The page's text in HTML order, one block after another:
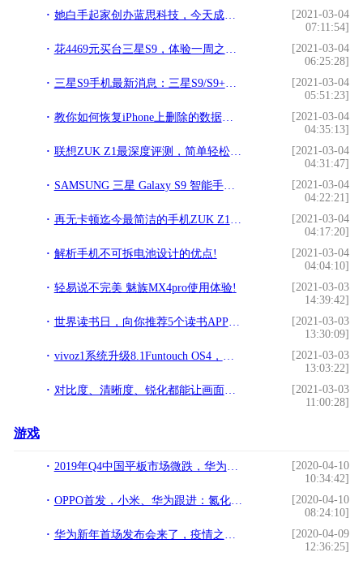
她白手起家创办蓝思科技，今天成为手机玻璃女王!
[2021-03-04
07:11:54]
花4469元买台三星S9，体验一周之后说说真实感受！!
[2021-03-04
06:25:28]
三星S9手机最新消息：三星S9/S9+上市时间曝光将于2月26日发布!
[2021-03-04
05:51:23]
教你如何恢复iPhone上删除的数据及iCloud和iTunes备份!
[2021-03-04
04:35:13]
联想ZUK Z1最深度评测，简单轻松自在！!
[2021-03-04
04:31:47]
SAMSUNG 三星 Galaxy S9 智能手机 图集 [Soomal]!
[2021-03-04
04:22:21]
再无卡顿迄今最简洁的手机ZUK Z1独家首发试用!
[2021-03-04
04:17:20]
解析手机不可拆电池设计的优点!
[2021-03-04
04:04:10]
轻易说不完美 魅族MX4pro使用体验!
[2021-03-03
14:39:42]
世界读书日，向你推荐5个读书APP和5本书!
[2021-03-03
13:30:09]
vivoz1系统升级8.1Funtouch OS4，更新方法超级简单!
[2021-03-03
13:03:22]
对比度、清晰度、锐化都能让画面更清晰，但你知道它们的区别吗？!
[2021-03-03
11:00:28]
游戏
2019年Q4中国平板市场微跌，华为依旧霸榜
[2020-04-10
10:34:42]
OPPO首发，小米、华为跟进：氮化镓技术成旗舰手机标配？
[2020-04-10
08:24:10]
华为新年首场发布会来了，疫情之下，有哪些亮点可以期待？
[2020-04-09
12:36:25]